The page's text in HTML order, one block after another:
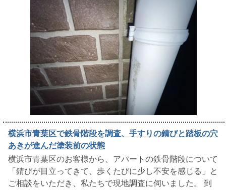
横浜市青葉区で鉄骨階段を調査、手すりの錆びと踏板の穴
あきが進んだ塗装前の状態
横浜市青葉区のお客様から、アパートの鉄骨階段について
「錆びが目立ってきて、歩くたびに少し不安を感じる」と
ご相談をいただき、私たちで現地調査に伺いました。 到